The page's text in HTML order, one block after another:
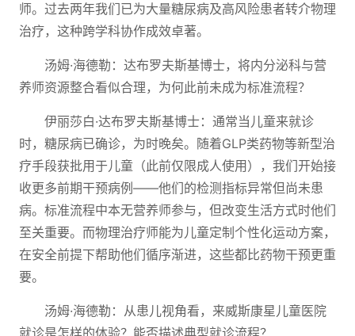
师。过去两年我们已为大量糖尿病及高风险患者转介物理
治疗，这种跨学科协作成效卓著。
汤姆·海德勒：达布罗夫斯基博士，将内分泌科与营
养师资源整合看似合理，为何此前未成为标准流程？
伊丽莎白·达布罗夫斯基博士：通常当儿童来就诊
时，糖尿病已确诊，为时晚矣。随着GLP类药物等新型治
疗手段获批用于儿童（此前仅限成人使用），我们开始接
收更多前期干预病例——他们的检测指标异常但尚未患
病。标准流程中本无营养师参与，但改变生活方式时他们
至关重要。而物理治疗师能为儿童定制个性化运动方案，
在安全前提下帮助他们循序渐进，这些都比药物干预更重
要。
汤姆·海德勒：从患儿视角看，来威斯康星儿童医院
就诊是怎样的体验？能否描述典型就诊流程？